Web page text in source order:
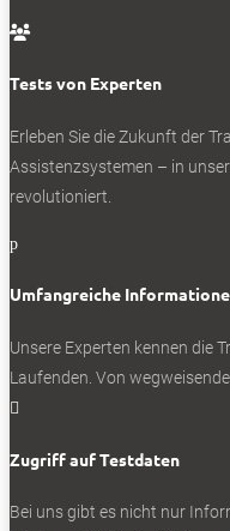

Tests von Experten
Erleben Sie die Zukunft der
Assistenzsystemen – in
revolutioniert.
p
Umfangreiche
Unsere Experten kennen die
Laufenden. Von

Zugriff auf Testdaten
Bei uns gibt es nicht nur